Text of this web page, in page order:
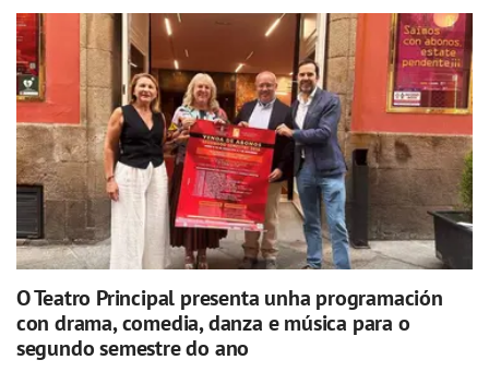
O Teatro Principal presenta unha programación
con drama, comedia, danza e música para o
segundo semestre do ano